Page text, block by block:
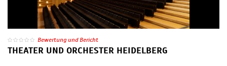
Bewertung und Bericht
THEATER UND ORCHESTER HEIDELBERG